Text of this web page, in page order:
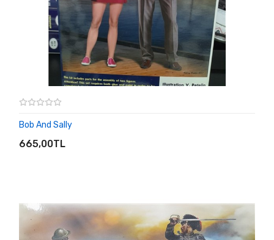
Bob And Sally
665,00TL
SEPETE EKLE